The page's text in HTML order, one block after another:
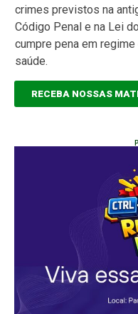
crimes previstos na
Código Penal e na Lei
cumpre pena em
saúde.
RECEBA NOSSAS